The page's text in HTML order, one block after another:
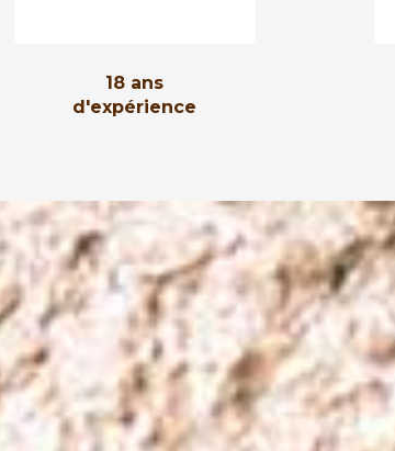
18 ans
d'expérience